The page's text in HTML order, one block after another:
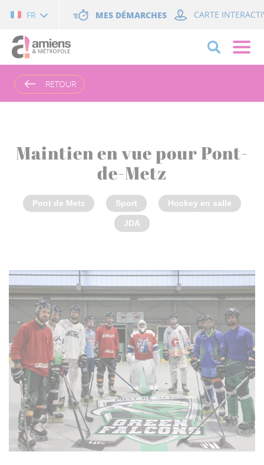
FR MES DÉMARCHES CARTE
RETOUR
Maintien en vue pour Pont-
de-Metz
Pont de Metz Sport Hockey en salle
JDA